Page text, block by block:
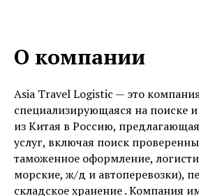
О компании
Asia Travel Logistic — это
специализирующаяся на поиске и
из Китая в Россию,
услуг, включая поиск
таможенное оформление,
морские, ж/д и автоперевозки),
складское хранение . Компания